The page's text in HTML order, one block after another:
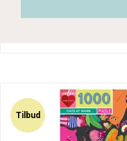
Tilbud